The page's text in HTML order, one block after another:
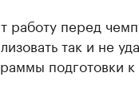
работу перед
так и не
подготовки